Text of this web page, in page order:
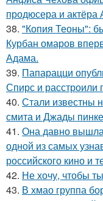
продюсера и актёра
38. "Копия Теоны":
Курбан омаров
Адама.
39. Папарацци
Спирс и расстроили
40. Стали известны
смита и Джады
41. Она давно
одной из самых
российского кино и
42. Не хочу, чтобы
43. В хмао группа